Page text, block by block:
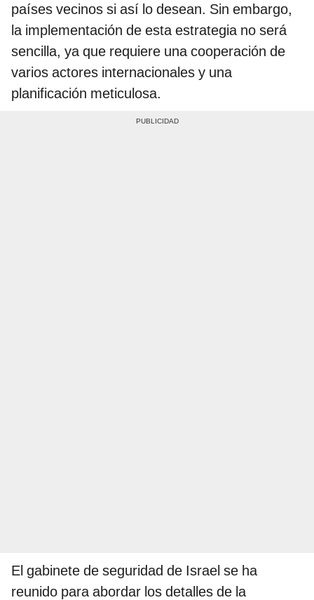
países vecinos si así lo desean. Sin embargo,
la implementación de esta estrategia no será
sencilla, ya que requiere una cooperación de
varios actores internacionales y una
planificación meticulosa.
El gabinete de seguridad de Israel se ha
reunido para abordar los detalles de la